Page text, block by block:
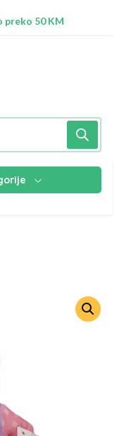
preko 50 KM